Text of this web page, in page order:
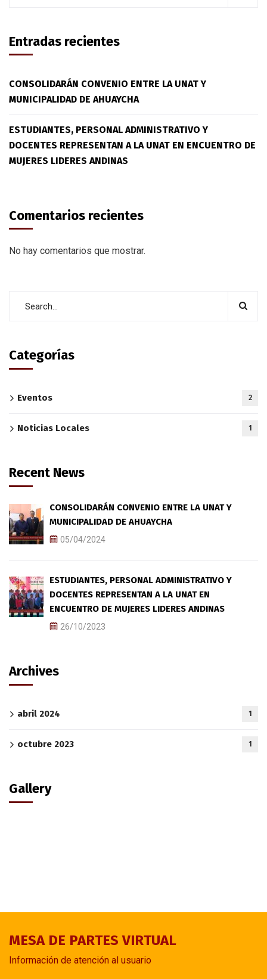
Entradas recientes
CONSOLIDARÁN CONVENIO ENTRE LA UNAT Y
MUNICIPALIDAD DE AHUAYCHA
ESTUDIANTES, PERSONAL ADMINISTRATIVO Y
DOCENTES REPRESENTAN A LA UNAT EN ENCUENTRO DE
MUJERES LIDERES ANDINAS
Comentarios recientes
No hay comentarios que mostrar.
Categorías
Eventos 2
Noticias Locales 1
Recent News
CONSOLIDARÁN CONVENIO ENTRE LA UNAT Y
MUNICIPALIDAD DE AHUAYCHA
05/04/2024
ESTUDIANTES, PERSONAL ADMINISTRATIVO Y
DOCENTES REPRESENTAN A LA UNAT EN
ENCUENTRO DE MUJERES LIDERES ANDINAS
26/10/2023
Archives
abril 2024 1
octubre 2023 1
Gallery
MESA DE PARTES VIRTUAL
Información de atención al usuario